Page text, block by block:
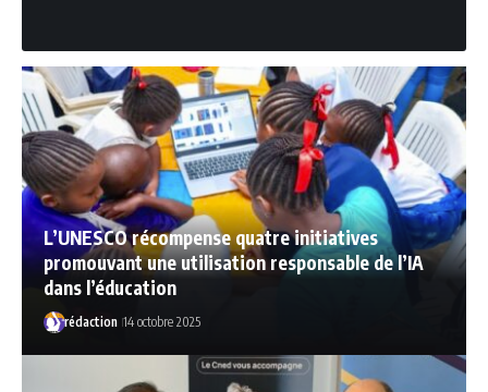
L’UNESCO récompense quatre initiatives
promouvant une utilisation responsable de l’IA
dans l’éducation
rédaction 14 octobre 2025